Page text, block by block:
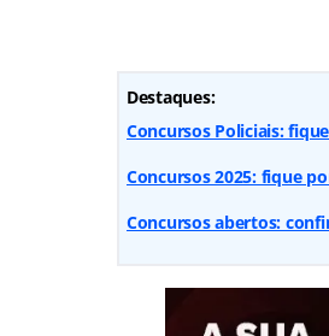
Destaques:
Concursos Policiais:
Concursos 2025: fique
Concursos abertos: